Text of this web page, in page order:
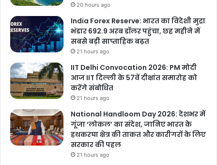
20 hours ago
India Forex Reserve: भारत का विदेशी मुद्रा
भंडार 692.9 अरब डॉलर पहुंचा, छह महीने में
सबसे बड़ी साप्ताहिक बढ़त
21 hours ago
IIT Delhi Convocation 2026: PM मोदी
आज IIT दिल्ली के 57वें दीक्षांत समारोह को
करेंगे संबोधित
21 hours ago
National Handloom Day 2026: देशभर में
गूंजा ‘लोकल’ का संदेश, जानिए भारत के
हथकरघा क्षेत्र की ताकत और कारीगरों के लिए
सरकार की पहल
21 hours ago